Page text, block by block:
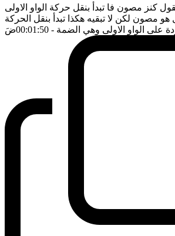
كنز مصون فا تبدأ بنقل حركة الواو الاولى
مصون لكن لا تبقيه هكذا تبدأ بنقل الحركة
على الواو الاولى وهي الضمة - 00:01:50 ضَ